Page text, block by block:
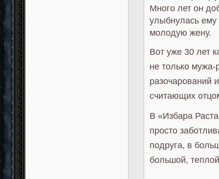
Много лет он
улыбнулась ему
молодую жену.
Вот уже 30 лет
не только мужа-
разочарований
считающих
В «Избара
просто
подруга, в
большой,